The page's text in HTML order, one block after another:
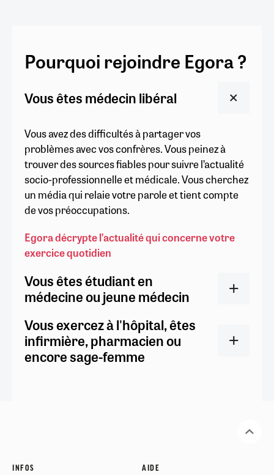
Pourquoi rejoindre Egora ?
Vous êtes médecin libéral
Vous avez des difficultés à partager vos
problèmes avec vos confrères. Vous peinez à
trouver des sources fiables pour suivre l’actualité
socio-professionnelle et médicale. Vous cherchez
un média qui relaie votre parole et tient compte
de vos préoccupations.
Egora décrypte l’actualité qui concerne votre
exercice quotidien
Vous êtes étudiant en
médecine ou jeune médecin
Vous exercez à l'hôpital, êtes
infirmière, pharmacien ou
encore sage-femme
INFOS AIDE